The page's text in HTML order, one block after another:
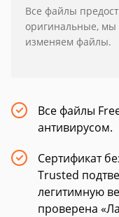
Все файлы
оригинальные, мы
изменяем файлы.
Все файлы
антивирусом.
Сертификат
Trusted
легитимную
проверена